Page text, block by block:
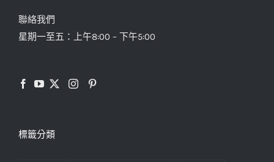
聯絡我們
星期一至五：上午8:00 – 下午5:00
標籤分類